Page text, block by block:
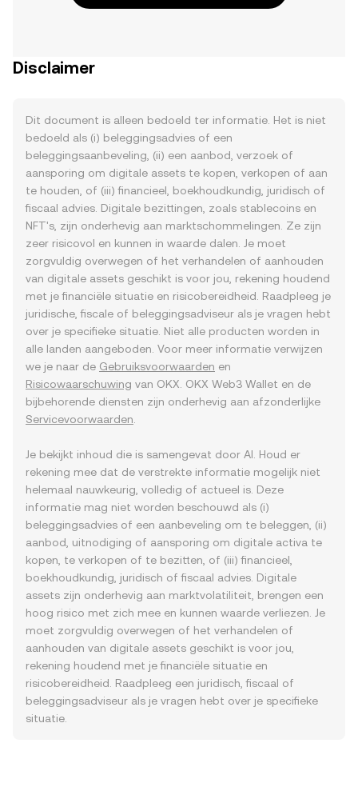
Disclaimer
Dit document is alleen bedoeld ter informatie. Het is niet
bedoeld als (i) beleggingsadvies of een
beleggingsaanbeveling, (ii) een aanbod, verzoek of
aansporing om digitale assets te kopen, verkopen of aan
te houden, of (iii) financieel, boekhoudkundig, juridisch of
fiscaal advies. Digitale bezittingen, zoals stablecoins en
NFT's, zijn onderhevig aan marktschommelingen. Ze zijn
zeer risicovol en kunnen in waarde dalen. Je moet
zorgvuldig overwegen of het verhandelen of aanhouden
van digitale assets geschikt is voor jou, rekening houdend
met je financiële situatie en risicobereidheid. Raadpleeg je
juridische, fiscale of beleggingsadviseur als je vragen hebt
over je specifieke situatie. Niet alle producten worden in
alle landen aangeboden. Voor meer informatie verwijzen
we je naar de Gebruiksvoorwaarden en
Risicowaarschuwing van OKX. OKX Web3 Wallet en de
bijbehorende diensten zijn onderhevig aan afzonderlijke
Servicevoorwaarden
Je bekijkt inhoud die is samengevat door AI. Houd er
rekening mee dat de verstrekte informatie mogelijk niet
helemaal nauwkeurig, volledig of actueel is. Deze
informatie mag niet worden beschouwd als (i)
beleggingsadvies of een aanbeveling om te beleggen, (ii)
aanbod, uitnodiging of aansporing om digitale activa te
kopen, te verkopen of te bezitten, of (iii) financieel,
boekhoudkundig, juridisch of fiscaal advies. Digitale
assets zijn onderhevig aan marktvolatiliteit, brengen een
hoog risico met zich mee en kunnen waarde verliezen. Je
moet zorgvuldig overwegen of het verhandelen of
aanhouden van digitale assets geschikt is voor jou,
rekening houdend met je financiële situatie en
risicobereidheid. Raadpleeg een juridisch, fiscaal of
beleggingsadviseur als je vragen hebt over je specifieke
situatie.